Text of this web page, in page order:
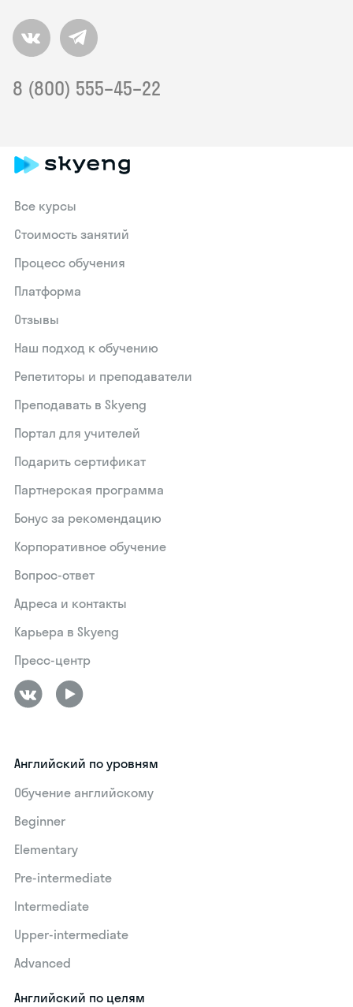
8 (800) 555–45–22
Все курсы
Стоимость занятий
Процесс обучения
Платформа
Отзывы
Наш подход к обучению
Репетиторы и преподаватели
Преподавать в Skyeng
Портал для учителей
Подарить сертификат
Партнерская программа
Бонус за рекомендацию
Корпоративное обучение
Вопрос-ответ
Адреса и контакты
Карьера в Skyeng
Пресс-центр
Английский по уровням
Обучение английскому
Beginner
Elementary
Pre-intermediate
Intermediate
Upper-intermediate
Advanced
Английский по целям